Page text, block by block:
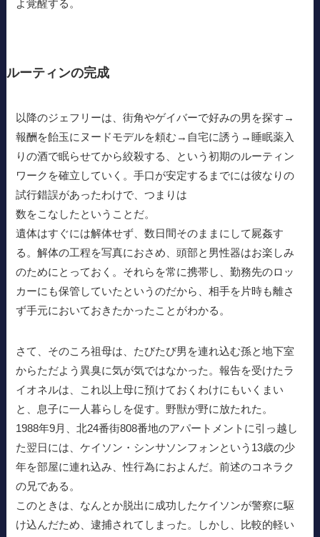
よ覚醒する。
ルーティンの完成
以降のジェフリーは、街角やゲイバーで好みの男を探す→
報酬を飴玉にヌードモデルを頼む→自宅に誘う→睡眠薬入
りの酒で眠らせてから絞殺する、という初期のルーティン
ワークを確立していく。手口が安定するまでには彼なりの
試行錯誤があったわけで、つまりは
数をこなしたということだ。
遺体はすぐには解体せず、数日間そのままにして屍姦す
る。解体の工程を写真におさめ、頭部と男性器はお楽しみ
のためにとっておく。それらを常に携帯し、勤務先のロッ
カーにも保管していたというのだから、相手を片時も離さ
ず手元においておきたかったことがわかる。
さて、そのころ祖母は、たびたび男を連れ込む孫と地下室
からただよう異臭に気が気ではなかった。報告を受けたラ
イオネルは、これ以上母に預けておくわけにもいくまい
と、息子に一人暮らしを促す。野獣が野に放たれた。
1988年9月、北24番街808番地のアパートメントに引っ越し
た翌日には、ケイソン・シンサソンフォンという13歳の少
年を部屋に連れ込み、性行為におよんだ。前述のコネラク
の兄である。
このときは、なんとか脱出に成功したケイソンが警察に駆
け込んだため、逮捕されてしまった。しかし、比較的軽い